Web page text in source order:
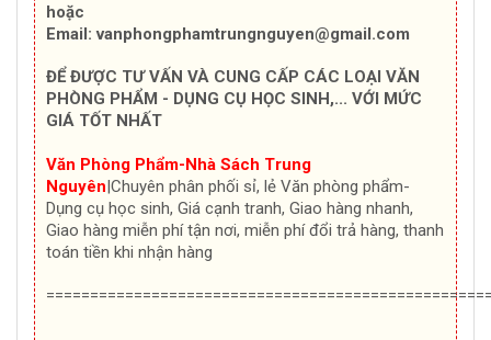
hoặc
Email:vanphongphamtrungnguyen@gmail.com
ĐỂ ĐƯỢC TƯ VẤN VÀ CUNG CẤP CÁC LOẠI VĂN
PHÒNG PHẨM - DỤNG CỤ HỌC SINH,... VỚI MỨC
GIÁ TỐT NHẤT
Văn Phòng Phẩm-Nhà Sách Trung
Nguyên|Chuyên phân phối sỉ, lẻ Văn phòng phẩm-
Dụng cụ học sinh, Giá cạnh tranh, Giao hàng nhanh,
Giao hàng miễn phí tận nơi, miễn phí đổi trả hàng, thanh
toán tiền khi nhận hàng